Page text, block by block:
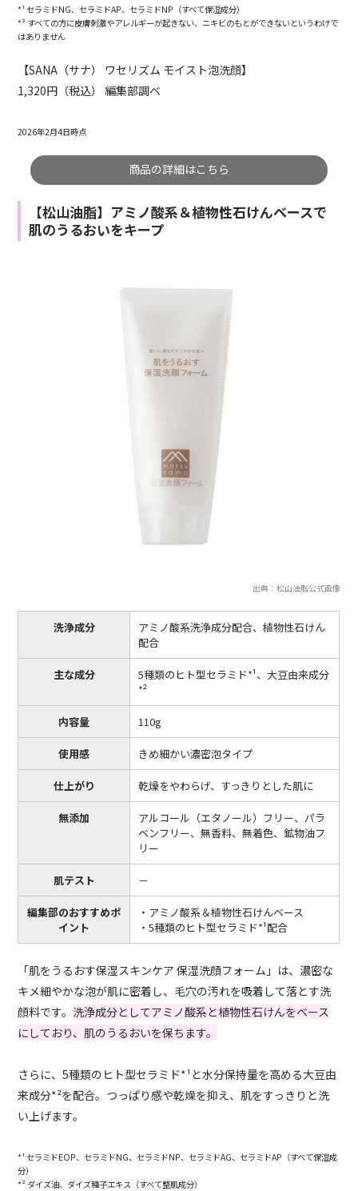
*¹ セラミドNG、セラミドAP、セラミドNP（すべて保湿成分）
*² すべての方に皮膚刺激やアレルギーが起きない、ニキビのもとができないというわけで
はありません
【SANA（サナ） ワセリズム モイスト泡洗顔】
1,320円（税込） 編集部調べ
2026年2月4日時点
商品の詳細はこちら
【松山油脂】アミノ酸系＆植物性石けんベースで
肌のうるおいをキープ
出典：松山油脂公式画像
洗浄成分
アミノ酸系洗浄成分配合、植物性石けん
配合
主な成分
5種類のヒト型セラミド*¹、大豆由来成分
*²
内容量 110g
使用感 きめ細かい濃密泡タイプ
仕上がり 乾燥をやわらげ、すっきりとした肌に
無添加
アルコール（エタノール）フリー、パラ
ベンフリー、無香料、無着色、鉱物油フ
リー
肌テスト －
編集部のおすすめポ
イント
・アミノ酸系＆植物性石けんベース
・5種類のヒト型セラミド*¹配合
「肌をうるおす保湿スキンケア 保湿洗顔フォーム」は、濃密な
キメ細やかな泡が肌に密着し、毛穴の汚れを吸着して落とす洗
顔料です。 洗浄成分としてアミノ酸系と植物性石けんをベース
にしており、肌のうるおいを保ちます。
さらに、5種類のヒト型セラミド*¹と水分保持量を高める大豆由
来成分*²を配合。つっぱり感や乾燥を抑え、肌をすっきりと洗
い上げます。
*¹ セラミドEOP、セラミドNG、セラミドNP、セラミドAG、セラミドAP（すべて保湿成
分）
*² ダイズ油、ダイズ種子エキス（すべて整肌成分）